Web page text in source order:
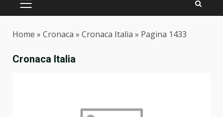
PRIMARY
Home » Cronaca » Cronaca Italia » Pagina 1433
Cronaca Italia